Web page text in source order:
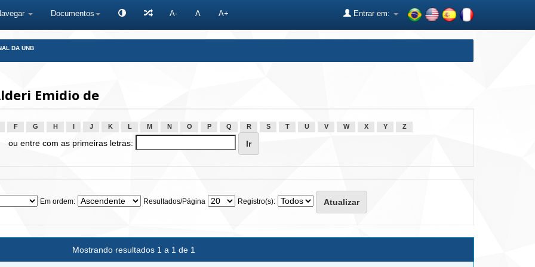
Documentos A- A A+ Entrar em:
DA UNB
Emidio de
F G H J K L M N O P Q R S T U V W X Y Z
ou entre com as primeiras letras:
Em ordem: Resultados/Página Registro(s):
Mostrando resultados 1 a 1 de 1